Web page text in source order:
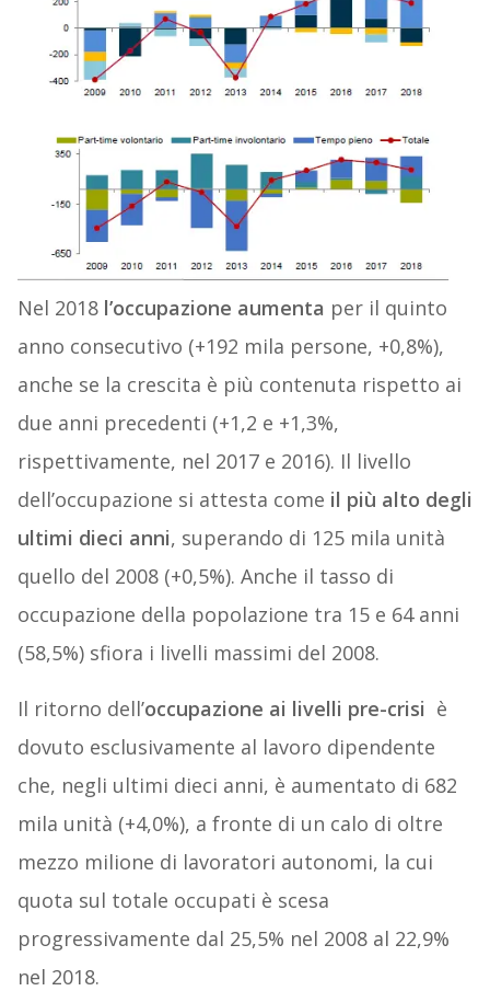
Nel 2018 l’occupazione aumenta per il quinto
anno consecutivo (+192 mila persone, +0,8%),
anche se la crescita è più contenuta rispetto ai
due anni precedenti (+1,2 e +1,3%,
rispettivamente, nel 2017 e 2016). Il livello
dell’occupazione si attesta come il più alto degli
ultimi dieci anni, superando di 125 mila unità
quello del 2008 (+0,5%). Anche il tasso di
occupazione della popolazione tra 15 e 64 anni
(58,5%) sfiora i livelli massimi del 2008.
Il ritorno dell’occupazione ai livelli pre-crisi è
dovuto esclusivamente al lavoro dipendente
che, negli ultimi dieci anni, è aumentato di 682
mila unità (+4,0%), a fronte di un calo di oltre
mezzo milione di lavoratori autonomi, la cui
quota sul totale occupati è scesa
progressivamente dal 25,5% nel 2008 al 22,9%
nel 2018.